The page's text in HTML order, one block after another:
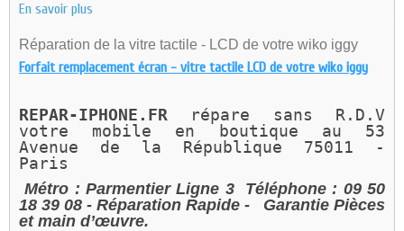
En savoir plus
Réparation de la vitre tactile - LCD de votre wiko iggy
Forfait remplacement écran - vitre tactile LCD de votre wiko iggy
REPAR-IPHONE.FR
répare sans R.D.V
votre mobile en boutique au 53
Avenue de la République 75011 -
Paris
Métro : Parmentier Ligne 3
Téléphone : 09 50
18 39 08 - Réparation Rapide -
Garantie Pièces
et main d’œuvre.